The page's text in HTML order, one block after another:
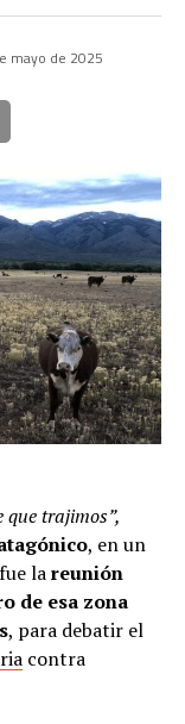
mayo de 2025
trajimos”,
, en un
lareunión
de esa zona
, para debatir el
contra